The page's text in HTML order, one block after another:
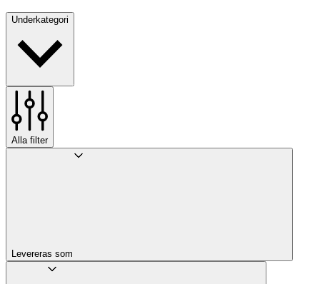
Underkategori
Alla filter
Levereras som